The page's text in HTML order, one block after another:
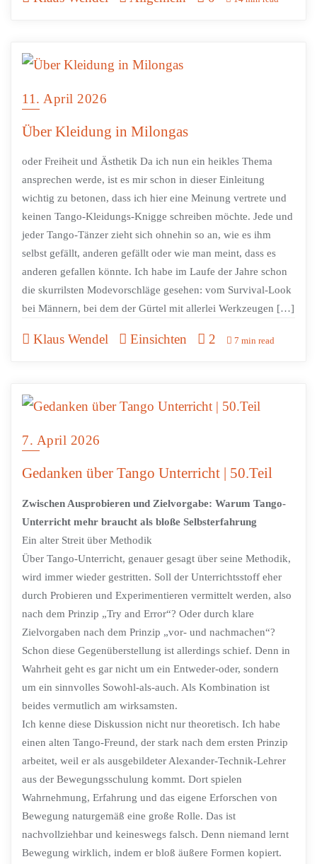
11. April 2026
Über Kleidung in Milongas
oder Freiheit und Ästhetik Da ich nun ein heikles Thema
ansprechen werde, ist es mir schon in dieser Einleitung
wichtig zu betonen, dass ich hier eine Meinung vertrete und
keinen Tango-Kleidungs-Knigge schreiben möchte. Jede und
jeder Tango-Tänzer zieht sich ohnehin so an, wie es ihm
selbst gefällt, anderen gefällt oder wie man meint, dass es
anderen gefallen könnte. Ich habe im Laufe der Jahre schon
die skurrilsten Modevorschläge gesehen: vom Survival-Look
bei Männern, bei dem der Gürtel mit allerlei Werkzeugen […]
Klaus Wendel Einsichten 2 7 min read
7. April 2026
Gedanken über Tango Unterricht | 50.Teil
Zwischen Ausprobieren und Zielvorgabe: Warum Tango-
Unterricht mehr braucht als bloße Selbsterfahrung
Ein alter Streit über Methodik
Über Tango-Unterricht, genauer gesagt über seine Methodik,
wird immer wieder gestritten. Soll der Unterrichtsstoff eher
durch Probieren und Experimentieren vermittelt werden, also
nach dem Prinzip „Try and Error“? Oder durch klare
Zielvorgaben nach dem Prinzip „vor- und nachmachen“?
Schon diese Gegenüberstellung ist allerdings schief. Denn in
Wahrheit geht es gar nicht um ein Entweder-oder, sondern
um ein sinnvolles Sowohl-als-auch. Als Kombination ist
beides vermutlich am wirksamsten.
Ich kenne diese Diskussion nicht nur theoretisch. Ich habe
einen alten Tango-Freund, der stark nach dem ersten Prinzip
arbeitet, weil er als ausgebildeter Alexander-Technik-Lehrer
aus der Bewegungsschulung kommt. Dort spielen
Wahrnehmung, Erfahrung und das eigene Erforschen von
Bewegung naturgemäß eine große Rolle. Das ist
nachvollziehbar und keineswegs falsch. Denn niemand lernt
Bewegung wirklich, indem er bloß äußere Formen kopiert.